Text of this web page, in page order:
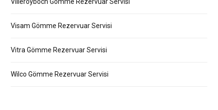
Visam Gömme Rezervuar Servisi
Vitra Gömme Rezervuar Servisi
Wilco Gömme Rezervuar Servisi